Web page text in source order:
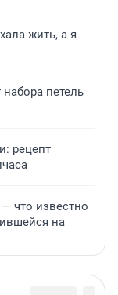
жить, а я
петель
рецепт
— что известно
на